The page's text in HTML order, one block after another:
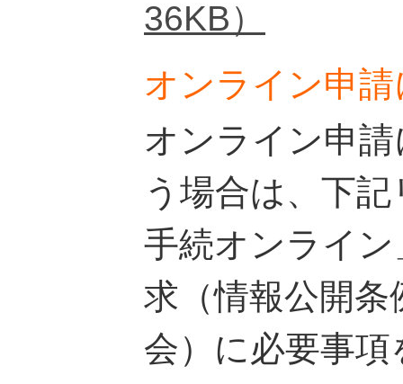
36KB）
オンライン申
オンライン申
う場合は、下
手続オンライ
求（情報公開条
会）に必要事